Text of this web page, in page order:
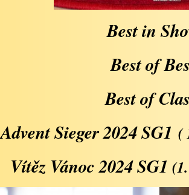
Best in
Best of
Best of
Advent Sieger 2024 SG1 (
Vítěz Vánoc 2024 SG1